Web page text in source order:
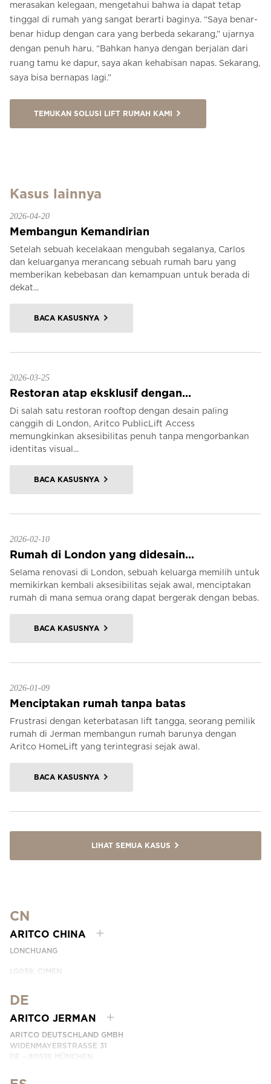
merasakan kelegaan, mengetahui bahwa ia dapat tetap
tinggal di rumah yang sangat berarti baginya. “Saya benar-
benar hidup dengan cara yang berbeda sekarang,” ujarnya
dengan penuh haru. “Bahkan hanya dengan berjalan dari
ruang tamu ke dapur, saya akan kehabisan napas. Sekarang,
saya bisa bernapas lagi.”
TEMUKAN SOLUSI LIFT RUMAH KAMI
Kasus lainnya
2026-04-20
Membangun Kemandirian
Setelah sebuah kecelakaan mengubah segalanya, Carlos
dan keluarganya merancang sebuah rumah baru yang
memberikan kebebasan dan kemampuan untuk berada di
dekat...
BACA KASUSNYA
2026-03-25
Restoran atap eksklusif dengan...
Di salah satu restoran rooftop dengan desain paling
canggih di London, Aritco PublicLift Access
memungkinkan aksesibilitas penuh tanpa mengorbankan
identitas visual...
BACA KASUSNYA
2026-02-10
Rumah di London yang didesain...
Selama renovasi di London, sebuah keluarga memilih untuk
memikirkan kembali aksesibilitas sejak awal, menciptakan
rumah di mana semua orang dapat bergerak dengan bebas.
BACA KASUSNYA
2026-01-09
Menciptakan rumah tanpa batas
Frustrasi dengan keterbatasan lift tangga, seorang pemilik
rumah di Jerman membangun rumah barunya dengan
Aritco HomeLift yang terintegrasi sejak awal.
BACA KASUSNYA
LIHAT SEMUA KASUS
CN
ARITCO CHINA
LONCHUANG
LG059, CIMEN
SHANGHAI, CHINA
EMAIL:INFO.CHINA@ARITCO.COM
TELEPON:
+86 400 6233 121
HUBUNGI KAMI
DE
ARITCO JERMAN
ARITCO DEUTSCHLAND GMBH
WIDENMAYERSTRASSE 31
DE – 80538 MÜNCHEN